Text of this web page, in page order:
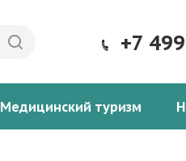
+7
Медицинский туризм